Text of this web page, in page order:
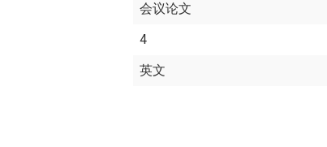
会议论文
4
英文